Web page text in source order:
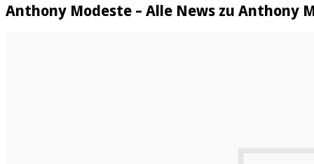
Anthony Modeste – Alle News zu Anthony